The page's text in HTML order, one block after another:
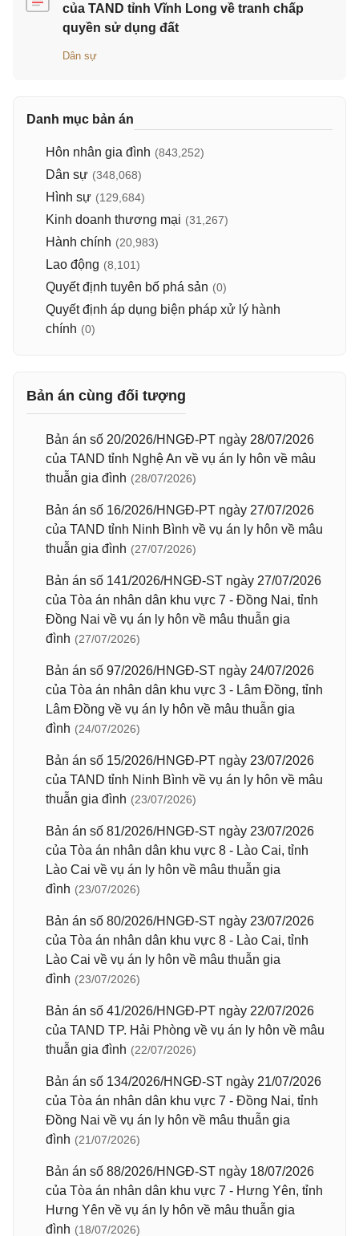
của TAND tỉnh Vĩnh Long về tranh chấp
quyền sử dụng đất
Dân sự
Danh mục bản án
Hôn nhân gia đình (843,252)
Dân sự (348,068)
Hình sự (129,684)
Kinh doanh thương mại (31,267)
Hành chính (20,983)
Lao động (8,101)
Quyết định tuyên bố phá sản (0)
Quyết định áp dụng biện pháp xử lý hành
chính (0)
Bản án cùng đối tượng
Bản án số 20/2026/HNGĐ-PT ngày 28/07/2026
của TAND tỉnh Nghệ An về vụ án ly hôn về mâu
thuẫn gia đình (28/07/2026)
Bản án số 16/2026/HNGĐ-PT ngày 27/07/2026
của TAND tỉnh Ninh Bình về vụ án ly hôn về mâu
thuẫn gia đình (27/07/2026)
Bản án số 141/2026/HNGĐ-ST ngày 27/07/2026
của Tòa án nhân dân khu vực 7 - Đồng Nai, tỉnh
Đồng Nai về vụ án ly hôn về mâu thuẫn gia
đình (27/07/2026)
Bản án số 97/2026/HNGĐ-ST ngày 24/07/2026
của Tòa án nhân dân khu vực 3 - Lâm Đồng, tỉnh
Lâm Đồng về vụ án ly hôn về mâu thuẫn gia
đình (24/07/2026)
Bản án số 15/2026/HNGĐ-PT ngày 23/07/2026
của TAND tỉnh Ninh Bình về vụ án ly hôn về mâu
thuẫn gia đình (23/07/2026)
Bản án số 81/2026/HNGĐ-ST ngày 23/07/2026
của Tòa án nhân dân khu vực 8 - Lào Cai, tỉnh
Lào Cai về vụ án ly hôn về mâu thuẫn gia
đình (23/07/2026)
Bản án số 80/2026/HNGĐ-ST ngày 23/07/2026
của Tòa án nhân dân khu vực 8 - Lào Cai, tỉnh
Lào Cai về vụ án ly hôn về mâu thuẫn gia
đình (23/07/2026)
Bản án số 41/2026/HNGĐ-PT ngày 22/07/2026
của TAND TP. Hải Phòng về vụ án ly hôn về mâu
thuẫn gia đình (22/07/2026)
Bản án số 134/2026/HNGĐ-ST ngày 21/07/2026
của Tòa án nhân dân khu vực 7 - Đồng Nai, tỉnh
Đồng Nai về vụ án ly hôn về mâu thuẫn gia
đình (21/07/2026)
Bản án số 88/2026/HNGĐ-ST ngày 18/07/2026
của Tòa án nhân dân khu vực 7 - Hưng Yên, tỉnh
Hưng Yên về vụ án ly hôn về mâu thuẫn gia
đình (18/07/2026)